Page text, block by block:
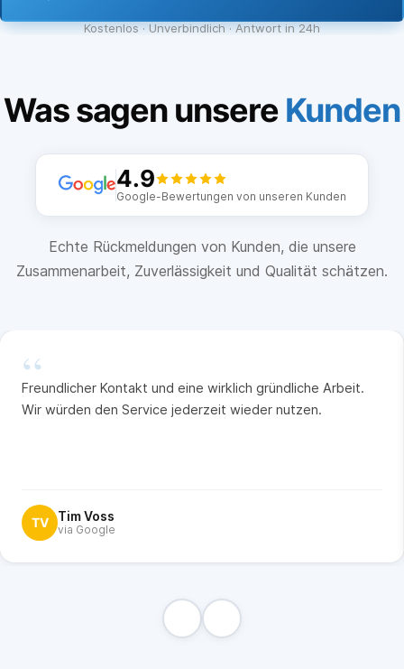
Kostenlos · Unverbindlich · Antwort in 24h
Was sagen unsere Kunden
4.9
Google-Bewertungen von unseren Kunden
Echte Rückmeldungen von Kunden, die unsere
Zusammenarbeit, Zuverlässigkeit und Qualität schätzen.
“
Freundlicher Kontakt und eine wirklich gründliche Arbeit.
Wir würden den Service jederzeit wieder nutzen.
TV Tim Voss
via Google